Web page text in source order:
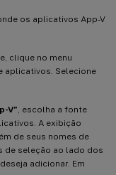
os aplicativos App-V
clique no menu
aplicativos. Selecione
V” , escolha a fonte
A exibição
de seus nomes de
de seleção ao lado dos
adicionar. Em